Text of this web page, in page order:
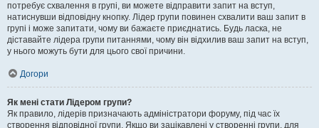
потребує схвалення в групі, ви можете відправити запит на вступ,
натиснувши відповідну кнопку. Лідер групи повинен схвалити ваш запит в
групі і може запитати, чому ви бажаєте приєднатись. Будь ласка, не
діставайте лідера групи питаннями, чому він відхилив ваш запит на вступ,
у нього можуть бути для цього свої причини.
Догори
Як мені стати Лідером групи?
Як правило, лідерів призначають адміністратори форуму, під час їх
створення відповідної групи. Якщо ви зацікавлені у створенні групи, для